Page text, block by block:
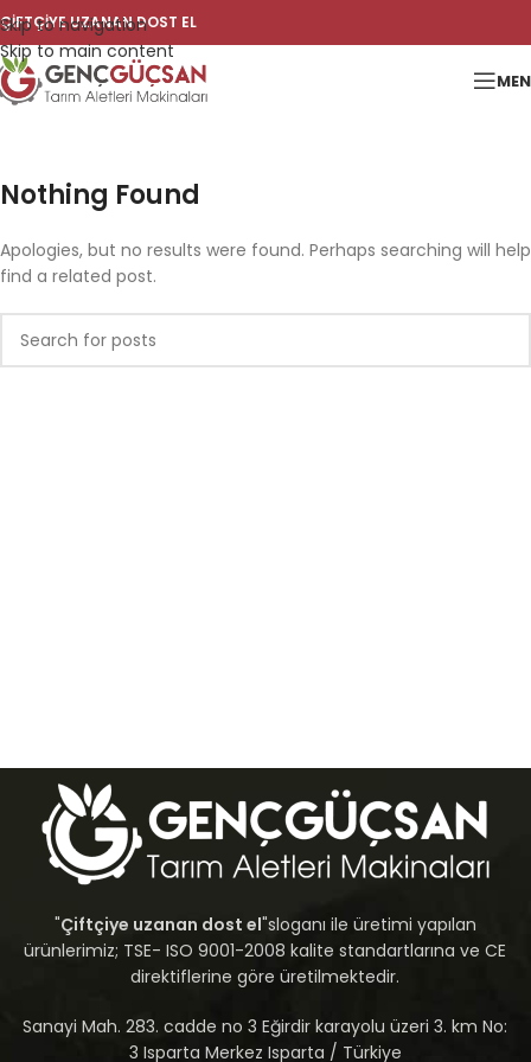
Skip to navigation
Skip to main content
ÇİFTÇİYE UZANAN DOST EL
Nothing Found
Apologies, but no results were found. Perhaps searching will help
find a related post.
"Çiftçiye uzanan dost el"sloganı ile üretimi yapılan
ürünlerimiz; TSE- ISO 9001-2008 kalite standartlarına ve CE
direktiflerine göre üretilmektedir.
Sanayi Mah. 283. cadde no 3 Eğirdir karayolu üzeri 3. km No:
3 Isparta Merkez Isparta / Türkiye